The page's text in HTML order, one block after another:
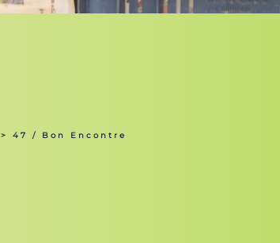
> 47 / Bon Encontre